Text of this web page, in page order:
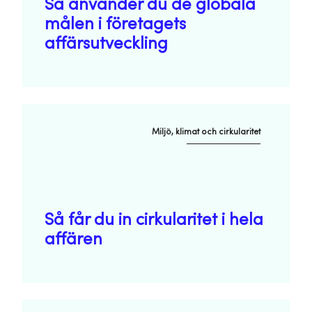
Så använder du de globala
målen i företagets
affärsutveckling
Miljö, klimat och cirkularitet
Så får du in cirkularitet i hela
affären